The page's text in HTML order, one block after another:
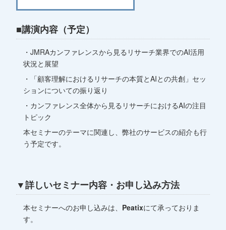
■講演内容（予定）
・JMRAカンファレンスから見るリサーチ業界でのAI活用
状況と展望
・「顧客理解におけるリサーチの本質とAIとの共創」セッ
ションについての振り返り
・カンファレンス全体から見るリサーチにおけるAIの注目
トピック
本セミナーのテーマに関連し、弊社のサービスの紹介も行
う予定です。
▼詳しいセミナー内容・お申し込み方法
本セミナーへのお申し込みは、 Peatixにて承っておりま
す。